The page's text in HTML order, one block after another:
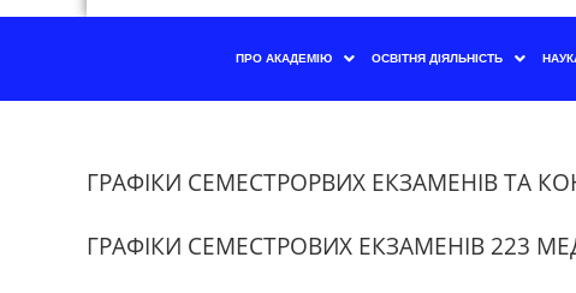
ПРО АКАДЕМІЮ ОСВІТНЯ ДІЯЛЬНІСТЬ
ГРАФІКИ СЕМЕСТРОРВИХ ЕКЗАМЕНІВ ТА
ГРАФIКИ СЕМЕСТРОВИХ ЕКЗАМЕНIВ 223